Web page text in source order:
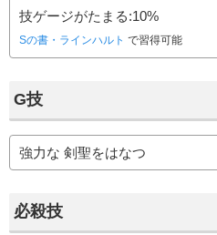
技ゲージがたまる:10%
Sの書・ラインハルト で習得可能
G技
強力な 剣聖をはなつ
必殺技